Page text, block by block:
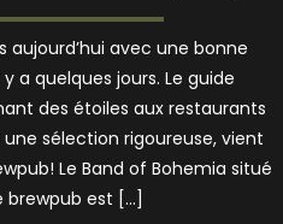
aujourd’hui avec une bonne
a quelques jours. Le guide
des étoiles aux restaurants
sélection rigoureuse, vient
Le Band of Bohemia situé
brewpub est […]